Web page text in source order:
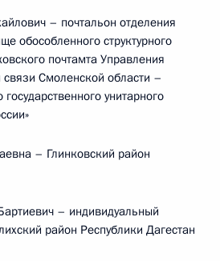
– почтальон отделения
обособленного структурного
почтамта Управления
Смоленской области –
унитарного
– Глинковский район
– индивидуальный
район Республики Дагестан